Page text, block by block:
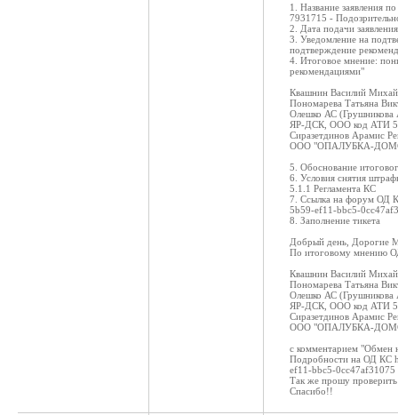
1. Название заявления
7931715 -
2. Дата подачи
3. Уведомление на
подтверждение
4. Итоговое мнение:
рекомендациями"
Квашнин Василий
Пономарева Татьяна
Олешко АС
ЯР-ДСК, ООО код АТИ
Сиразетдинов Арамис
ООО "ОПАЛУБКА-
5. Обоснование
6. Условия снятия
5.1.1 Регламента КС
7. Ссылка на форум ОД
5b59-ef11-bbc5-
8. Заполнение тикета
Добрый день, Дорогие
По итоговому мнению
Квашнин Василий
Пономарева Татьяна
Олешко АС
ЯР-ДСК, ООО код АТИ
Сиразетдинов Арамис
ООО "ОПАЛУБКА-
с комментарием "Обмен
Подробности на ОД КС
ef11-bbc5-0cc47af31075
Так же прошу проверить
Спасибо!!